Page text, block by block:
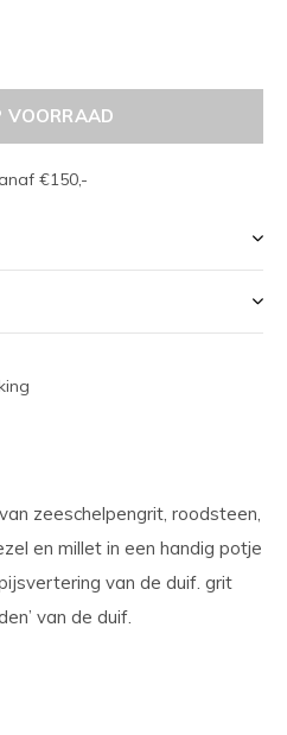
VOORRAAD
€150,-
zeeschelpengrit, roodsteen,
en millet in een handig potje
van de duif. grit
van de duif.
grondstoffen en bevat
sporenelementen en zouten
de duiven.